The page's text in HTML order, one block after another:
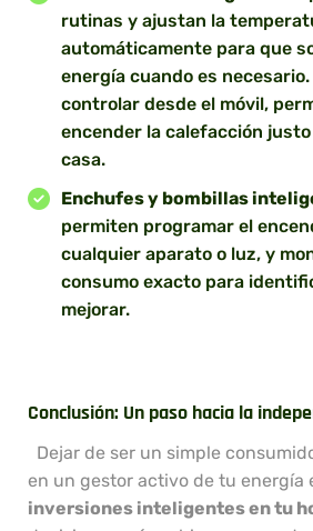
rutinas y ajustan la
automáticamente para que
energía cuando es necesario.
controlar desde el móvil,
encender la calefacción
casa.
Enchufes y bombillas
permiten programar el
cualquier aparato o luz, y
consumo exacto para
mejorar.
Conclusión: Un paso hacia la
Dejar de ser un simple
en un gestor activo de tu energía
inversiones inteligentes en tu